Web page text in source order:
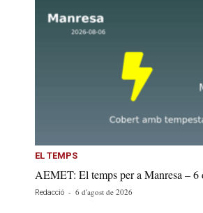
EL TEMPS
AEMET: El temps per a Manresa – 6
Redacció - 6 d'agost de 2026